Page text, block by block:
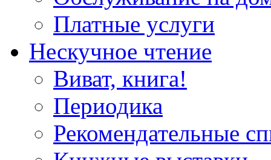
Платные услуги
Нескучное чтение
Виват, книга!
Периодика
Рекомендательные